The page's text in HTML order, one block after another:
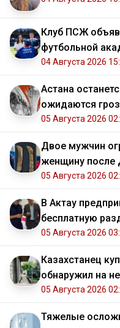
Клуб ПСЖ
футбольной
04 Августа 2026
Астана
ожидаются
05 Августа 2026
Двое мужчин
женщину после
05 Августа 2026
В Актау
бесплатную
05 Августа 2026
Казахстанец
обнаружил на
05 Августа 2026
Тяжелые